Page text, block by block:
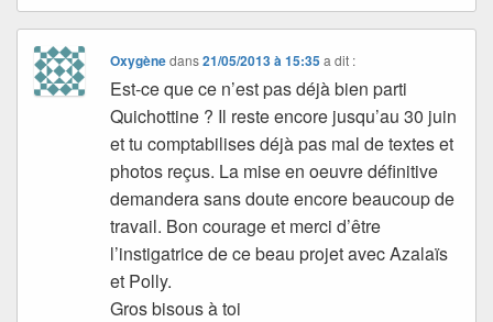
Oxygènedans21/05/2013 à 15:35 a dit :
Est-ce que ce n’est pas déjà bien parti
Quichottine ? Il reste encore jusqu’au 30 juin
et tu comptabilises déjà pas mal de textes et
photos reçus. La mise en oeuvre définitive
demandera sans doute encore beaucoup de
travail. Bon courage et merci d’être
l’instigatrice de ce beau projet avec Azalaïs
et Polly.
Gros bisous à toi